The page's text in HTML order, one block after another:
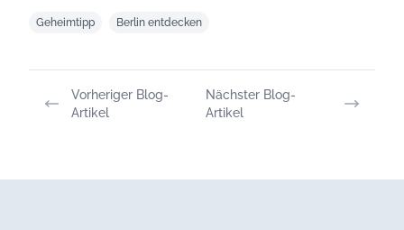
Geheimtipp Berlin entdecken
Vorheriger Blog-
Artikel
Nächster Blog-
Artikel